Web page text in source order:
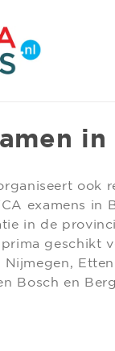
in
ook
examens in
in de
geschikt
Bosch en